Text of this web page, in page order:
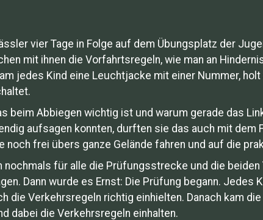
vier Tage in Folge auf dem Übungsplatz der
mit ihnen die Vorfahrtsregeln, wie man an
jedes Kind eine Leuchtjacke mit einer Nummer,
beim Abbiegen wichtig ist und warum gerade das
aufsagen konnten, durften sie das auch mit dem
frei übers ganze Gelände fahren und auf die
für alle die Prüfungsstrecke und die beiden
Dann wurde es Ernst: Die Prüfung begann.
die Verkehrsregeln richtig einhielten. Danach kam
dabei die Verkehrsregeln einhalten.